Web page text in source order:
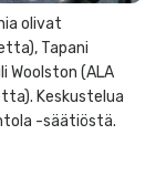
olivat
Tapani
Woolston (ALA
Keskustelua
-säätiöstä.